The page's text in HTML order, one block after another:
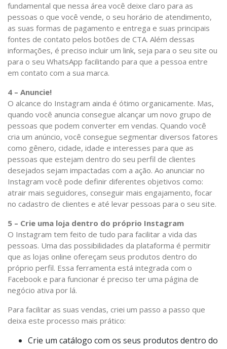
fundamental que nessa área você deixe claro para as
pessoas o que você vende, o seu horário de atendimento,
as suas formas de pagamento e entrega e suas principais
fontes de contato pelos botões de CTA. Além dessas
informações, é preciso incluir um link, seja para o seu site ou
para o seu WhatsApp facilitando para que a pessoa entre
em contato com a sua marca.
4 – Anuncie!
O alcance do Instagram ainda é ótimo organicamente. Mas,
quando você anuncia consegue alcançar um novo grupo de
pessoas que podem converter em vendas. Quando você
cria um anúncio, você consegue segmentar diversos fatores
como gênero, cidade, idade e interesses para que as
pessoas que estejam dentro do seu perfil de clientes
desejados sejam impactadas com a ação. Ao anunciar no
Instagram você pode definir diferentes objetivos como:
atrair mais seguidores, conseguir mais engajamento, focar
no cadastro de clientes e até levar pessoas para o seu site.
5 – Crie uma loja dentro do próprio Instagram
O Instagram tem feito de tudo para facilitar a vida das
pessoas. Uma das possibilidades da plataforma é permitir
que as lojas online ofereçam seus produtos dentro do
próprio perfil. Essa ferramenta está integrada com o
Facebook e para funcionar é preciso ter uma página de
negócio ativa por lá.
Para facilitar as suas vendas, criei um passo a passo que
deixa este processo mais prático:
Crie um catálogo com os seus produtos dentro do